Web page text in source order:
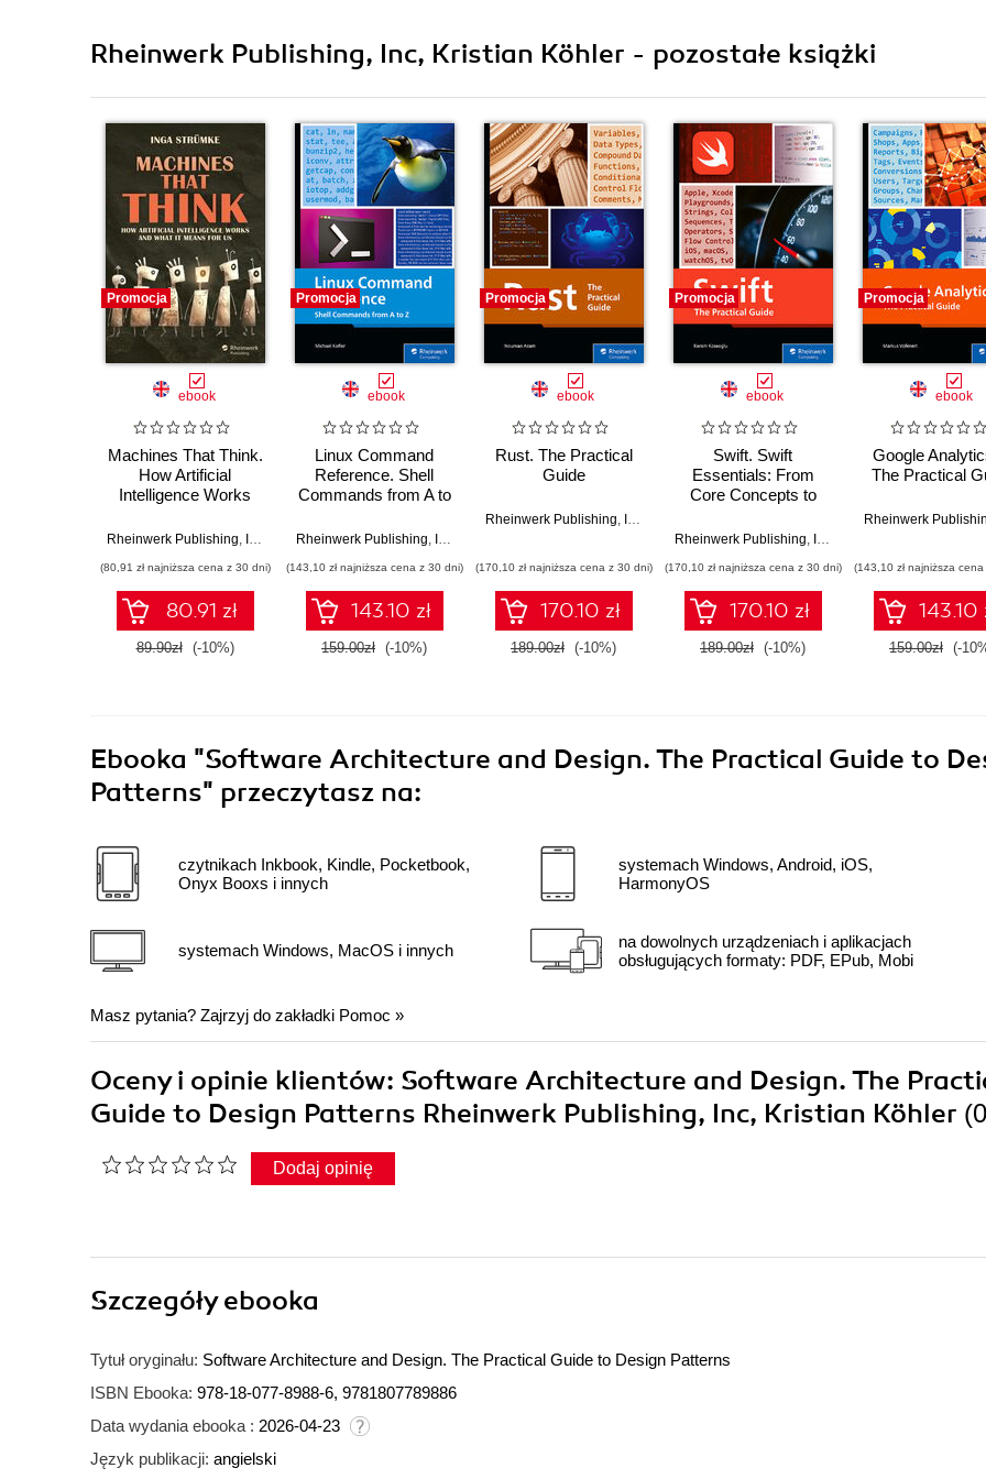
Rheinwerk Publishing, Inc, Kristian Köhler - pozostałe książki
Promocja
ebook
Machines That Think.
How Artificial
Intelligence Works
for Us
Rheinwerk Publishing Inc Inga Strümke
(80,91 zł najniższa cena z 30 dni)
80.91 zł
89.90zł (-10%)
Promocja
ebook
Linux Command
Reference. Shell
Commands from A to
Rheinwerk Publishing Inc
(143,10 zł najniższa cena z 30 dni)
143.10 zł
159.00zł (-10%)
Promocja
ebook
Rust. The Practical
Guide
Rheinwerk Publishing Inc
(170,10 zł najniższa cena z 30 dni)
170.10 zł
189.00zł (-10%)
Promocja
ebook
Swift. Swift
Essentials: From
Core Concepts to
iOS Apps
Rheinwerk Publishing Inc
(170,10 zł najniższa cena z 30 dni)
170.10 zł
189.00zł (-10%)
Promocja
ebook
Google
The Practical
Rheinwerk
(143,10 zł najniższa
143.10
159.00zł (-
Ebooka "Software Architecture and Design. The Practical Guide to
Patterns" przeczytasz na:
czytnikach Inkbook, Kindle, Pocketbook,
Onyx Booxs i innych
systemach Windows, MacOS i innych
systemach Windows, Android, iOS,
HarmonyOS
na dowolnych urządzeniach i aplikacjach
obsługujących formaty: PDF, EPub, Mobi
Masz pytania? Zajrzyj do zakładki Pomoc »
Oceny i opinie klientów: Software Architecture and Design. The
Guide to Design Patterns Rheinwerk Publishing, Inc, Kristian Köhler
Dodaj opinię
Szczegółyebooka
Tytuł oryginału: Software Architecture and Design. The Practical Guide to Design Patterns
ISBN Ebooka: 978-18-077-8988-6, 9781807789886
Data wydania ebooka : 2026-04-23
Język publikacji: angielski